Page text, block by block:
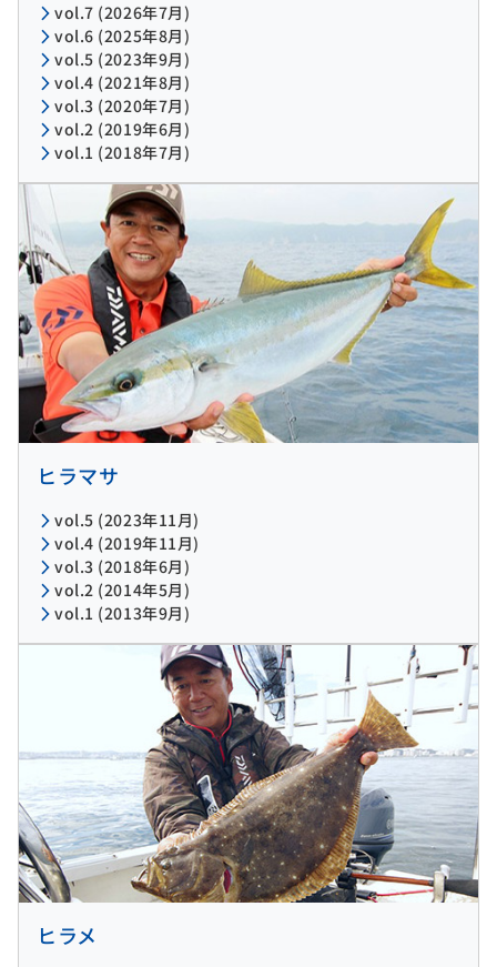
vol.7 (2026年7月)
vol.6 (2025年8月)
vol.5 (2023年9月)
vol.4 (2021年8月)
vol.3 (2020年7月)
vol.2 (2019年6月)
vol.1 (2018年7月)
ヒラマサ
vol.5 (2023年11月)
vol.4 (2019年11月)
vol.3 (2018年6月)
vol.2 (2014年5月)
vol.1 (2013年9月)
ヒラメ